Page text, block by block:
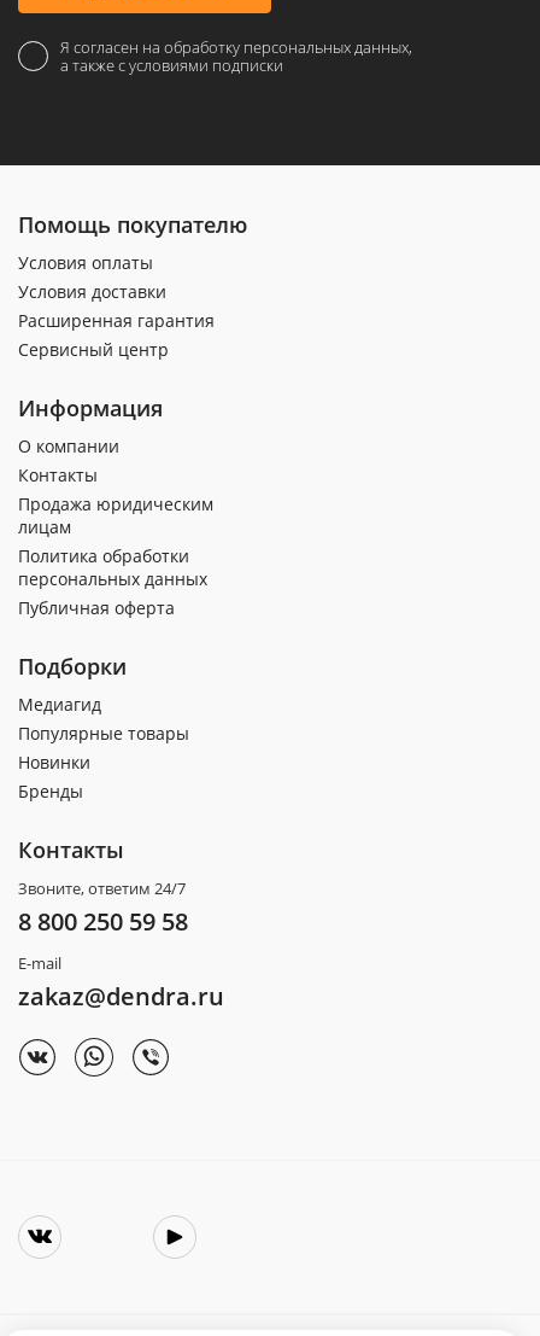
Я согласен на обработку персональных данных,
а также с условиями подписки
Помощь покупателю
Условия оплаты
Условия доставки
Расширенная гарантия
Сервисный центр
Информация
О компании
Контакты
Продажа юридическим
лицам
Политика обработки
персональных данных
Публичная оферта
Подборки
Медиагид
Популярные товары
Новинки
Бренды
Контакты
Звоните, ответим 24/7
8 800 250 59 58
E-mail
zakaz@dendra.ru